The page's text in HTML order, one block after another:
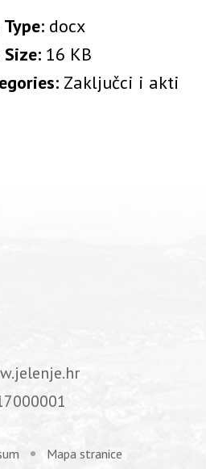
docx
Size: 16 KB
Zaključci i akti
Mapa stranice